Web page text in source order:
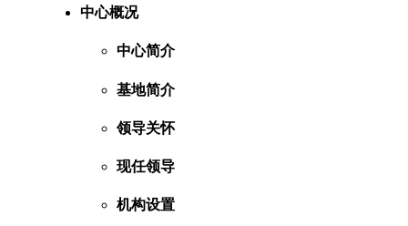
中心概况
中心简介
基地简介
领导关怀
现任领导
机构设置